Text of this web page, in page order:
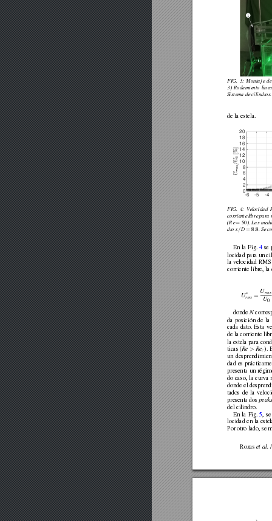
FIG. 3: Montaje de
3) Rodamiento
Sistema de cilindros.
de la estela.
-6 -5 -4
0
2
4
6
8
10
12
14
16
18
20
FIG. 4: Velocidad
corriente libre para
(Re = 50 ). Las
dro x/D=8 .8 Se
En la Fig. 4 se
locidad para un
la velocidad RMS
corriente libre, la
U∗
rms =
Urms
U0
donde N
da posición de la
cada dato. Esta
de la corriente
la estela para
ticas (Re >Rec ).
un
dad es
presenta un
do caso, la curva
donde el
tados de la
presenta dos
del cilindro.
En la Fig. 5, se
locidad en la
Por otro lado, se
Rozas et al. /